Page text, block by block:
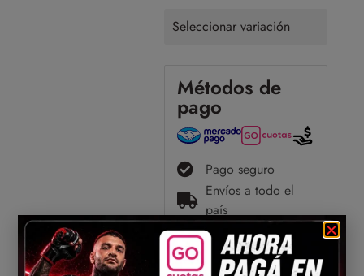
Seleccionar variación
Métodos de
pago
Pago seguro
Envíos a todo el
país
Compartir